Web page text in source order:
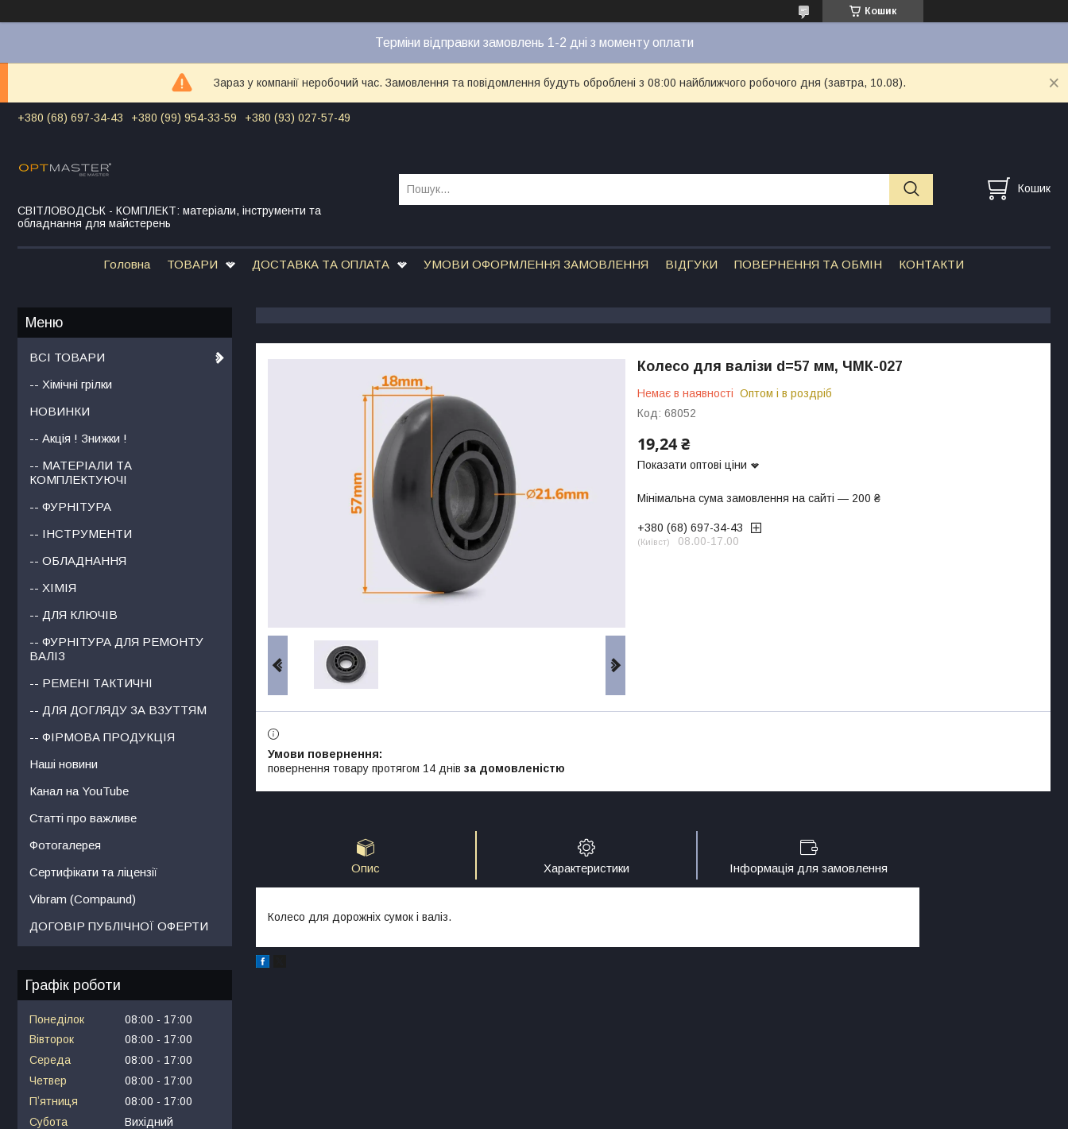
Кошик
Терміни відправки замовлень 1-2 дні з моменту оплати
Зараз у компанії неробочий час. Замовлення та повідомлення будуть оброблені з 08:00 найближчого робочого дня (завтра, 10.08).
+380 (68) 697-34-43 +380 (99) 954-33-59 +380 (93) 027-57-49
СВІТЛОВОДСЬК - КОМПЛЕКТ: матеріали, інструменти та
обладнання для майстерень
Кошик
Головна ТОВАРИ ДОСТАВКА ТА ОПЛАТА УМОВИ ОФОРМЛЕННЯ ЗАМОВЛЕННЯ ВІДГУКИ ПОВЕРНЕННЯ ТА ОБМІН КОНТАКТИ
Колесо для валізи d=57 мм, ЧМК-027
Немає в наявності Оптом і в роздріб
Код: 68052
19,24 ₴
Показати оптові ціни
Мінімальна сума замовлення на сайті — 200 ₴
+380 (68) 697-34-43
Київст 08.00-17.00
повернення товару протягом 14 днів за домовленістю
Опис Характеристики Інформація для замовлення
Колесо для дорожніх сумок і валіз.
ВСІ ТОВАРИ
-- Хімічні грілки
НОВИНКИ
-- Акція ! Знижки !
-- МАТЕРІАЛИ ТА
КОМПЛЕКТУЮЧІ
-- ФУРНІТУРА
-- ІНСТРУМЕНТИ
-- ОБЛАДНАННЯ
-- ХІМІЯ
-- ДЛЯ КЛЮЧІВ
-- ФУРНІТУРА ДЛЯ РЕМОНТУ
ВАЛІЗ
-- РЕМЕНІ ТАКТИЧНІ
-- ДЛЯ ДОГЛЯДУ ЗА ВЗУТТЯМ
-- ФІРМОВА ПРОДУКЦІЯ
Наші новини
Канал на YouTube
Статті про важливе
Фотогалерея
Сертифікати та ліцензії
Vibram (Compaund)
ДОГОВІР ПУБЛІЧНОЇ ОФЕРТИ
Графік роботи
Понеділок 08:00
17:00
Вівторок
08:00
17:00
Середа
08:00
17:00
Четвер
08:00
17:00
Пʼятниця
08:00
17:00
Субота
Вихідний